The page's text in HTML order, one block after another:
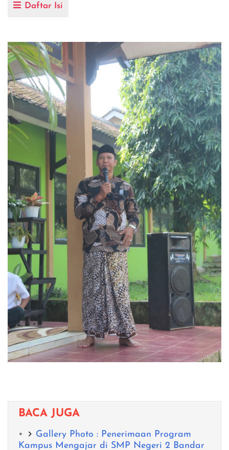
Daftar Isi
BACA JUGA
Gallery Photo : Penerimaan Program
Kampus Mengajar di SMP Negeri 2 Bandar